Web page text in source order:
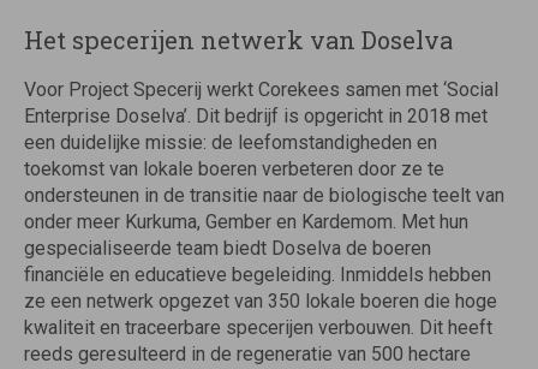
Het specerijen netwerk van Doselva
Voor Project Specerij werkt Corekees samen met ‘Social
Enterprise Doselva’. Dit bedrijf is opgericht in 2018 met
een duidelijke missie: de leefomstandigheden en
toekomst van lokale boeren verbeteren door ze te
ondersteunen in de transitie naar de biologische teelt van
onder meer Kurkuma, Gember en Kardemom. Met hun
gespecialiseerde team biedt Doselva de boeren
financiële en educatieve begeleiding. Inmiddels hebben
ze een netwerk opgezet van 350 lokale boeren die hoge
kwaliteit en traceerbare specerijen verbouwen. Dit heeft
reeds geresulteerd in de regeneratie van 500 hectare